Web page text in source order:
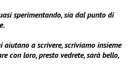
sperimentando, sia dal punto di
aiutano a scrivere, scriviamo insieme
con loro, presto vedrete, sarà bello,